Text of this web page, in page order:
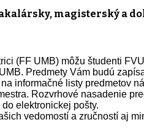
magisterský a
(FF UMB) môžu študenti
Predmety Vám budú
informačné listy predmetov
Rozvrhové nasadenie
elektronickej pošty.
vedomostí a zručností aj